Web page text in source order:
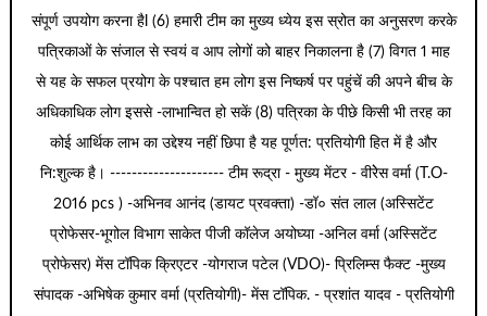
संपूर्ण उपयोग करना हैl (6) हमारी टीम का मुख्य ध्येय इस स्रोत का अनुसरण करके
पत्रिकाओं के संजाल से स्वयं व आप लोगों को बाहर निकालना है (7) विगत 1 माह
से यह के सफल प्रयोग के पश्चात हम लोग इस निष्कर्ष पर पहुंचें की अपने बीच के
अधिकाधिक लोग इससे -लाभान्वित हो सकें (8) पत्रिका के पीछे किसी भी तरह का
कोई आर्थिक लाभ का उद्देश्य नहीं छिपा है यह पूर्णत: प्रतियोगी हित में है और
नि:शुल्क है। --------------------- टीम रूद्रा - मुख्य मेंटर - वीरेेस वर्मा (T.O-
2016 pcs ) -अभिनव आनंद (डायट प्रवक्ता) -डॉ० संत लाल (अस्सिटेंट
प्रोफेसर-भूगोल विभाग साकेत पीजी कॉलेज अयोघ्या -अनिल वर्मा (अस्सिटेंट
प्रोफेसर) मेंस टॉपिक क्रिएटर -योगराज पटेल (VDO)- प्रिलिम्स फैक्ट -मुख्य
संपादक -अभिषेक कुमार वर्मा (प्रतियोगी)- मेंस टॉपिक. - प्रशांत यादव - प्रतियोगी